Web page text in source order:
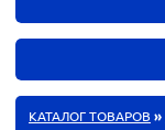
КАТАЛОГ ТОВАРОВ »